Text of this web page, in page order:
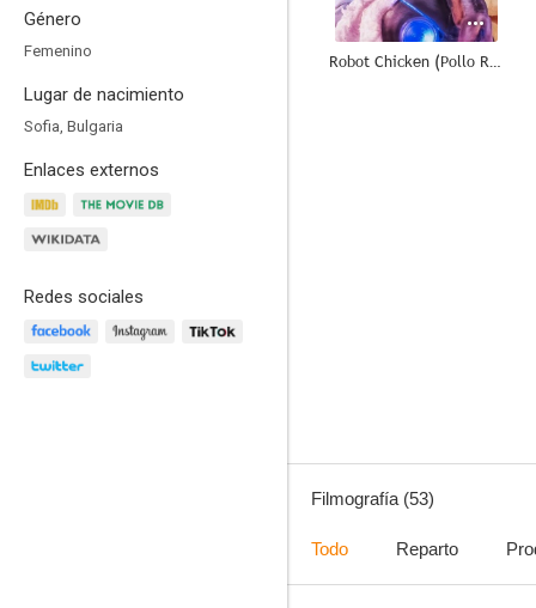
Género
Femenino
Lugar de nacimiento
Sofia, Bulgaria
Enlaces externos
Redes sociales
Robot Chicken (Pollo Robot)
Filmografía (53)
Todo Reparto